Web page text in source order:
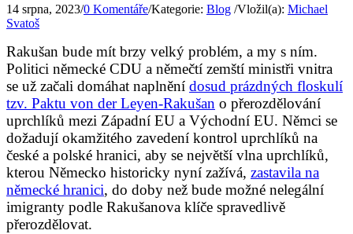
14 srpna, 2023/0 Komentáře/Kategorie: Blog /Vložil(a): Michael
Svatoš
Rakušan bude mít brzy velký problém, a my s ním.
Politici německé CDU a němečtí zemští ministři vnitra
se už začali domáhat naplnění dosud prázdných floskulí
tzv. Paktu von der Leyen-Rakušan o přerozdělování
uprchlíků mezi Západní EU a Východní EU. Němci se
dožadují okamžitého zavedení kontrol uprchlíků na
české a polské hranici, aby se největší vlna uprchlíků,
kterou Německo historicky nyní zažívá, zastavila na
německé hranici, do doby než bude možné nelegální
imigranty podle Rakušanova klíče spravedlivě
přerozdělovat.